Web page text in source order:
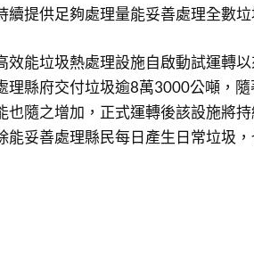
續提供足夠處理量能妥善處理全數垃
效能垃圾熱處理設施自啟動試運轉
理縣府交付垃圾逾8萬3000公噸，
也隨之增加，正式運轉後該設施將
能妥善處理縣民每日產生日常垃圾